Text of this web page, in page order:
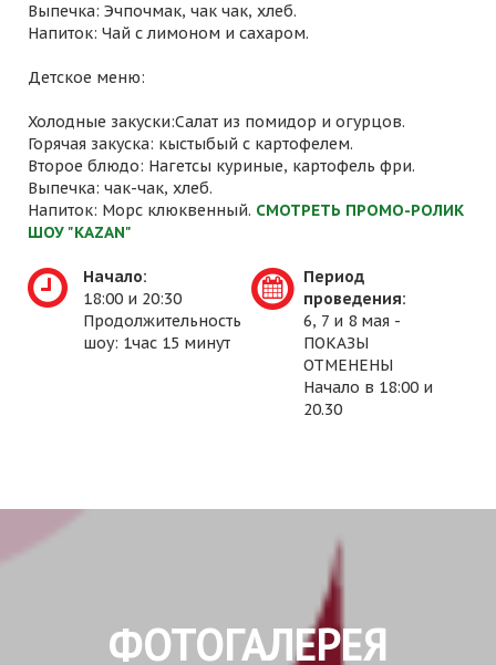
Выпечка: Эчпочмак, чак чак, хлеб.
Напиток: Чай с лимоном и сахаром.
Детское меню:
Холодные закуски:Салат из помидор и огурцов.
Горячая закуска: кыстыбый с картофелем.
Второе блюдо: Нагетсы куриные, картофель фри.
Выпечка: чак-чак, хлеб.
Напиток: Морс клюквенный. СМОТРЕТЬ ПРОМО-РОЛИК
ШОУ "KAZAN"
Начало:
18:00 и 20:30
Продолжительность
шоу: 1час 15 минут
Период
проведения:
6, 7 и 8 мая -
ПОКАЗЫ
ОТМЕНЕНЫ
Начало в 18:00 и
20.30
ФОТОГАЛЕРЕЯ